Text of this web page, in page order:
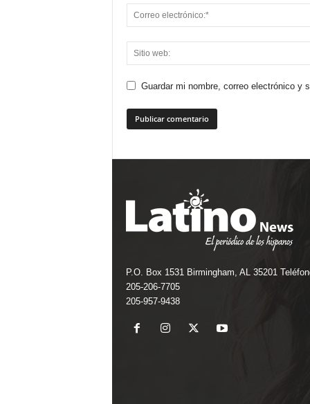
Guardar mi nombre, correo electrónico y
P.O. Box 1531 Birmingham, AL 35201
205-206-7705
205-957-9438